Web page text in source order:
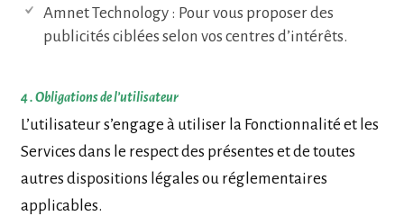
Amnet Technology : Pour vous proposer des
publicités ciblées selon vos centres d’intérêts.
4 . Obligations de l’utilisateur
L’utilisateur s’engage à utiliser la Fonctionnalité et les
Services dans le respect des présentes et de toutes
autres dispositions légales ou réglementaires
applicables.